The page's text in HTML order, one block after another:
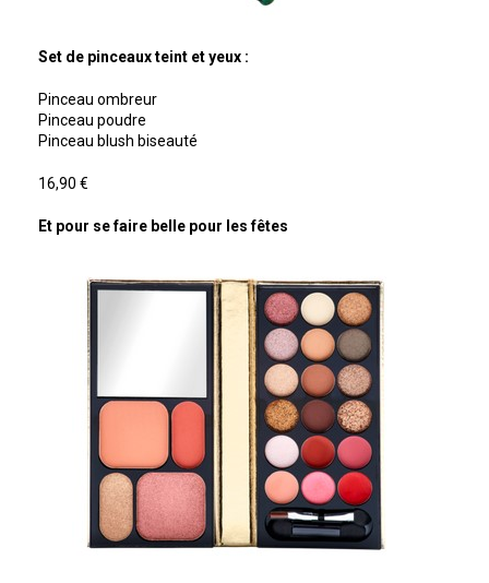
Set de pinceaux teint et yeux :
Pinceau ombreur
Pinceau poudre
Pinceau blush biseauté
16,90 €
Et pour se faire belle pour les fêtes